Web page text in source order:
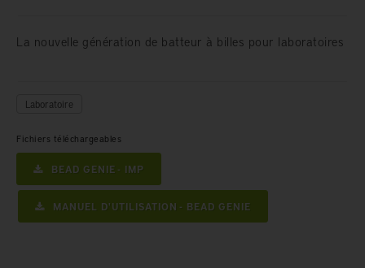
La nouvelle génération de batteur à billes pour laboratoires
Laboratoire
Fichiers téléchargeables
BEAD GENIE - IMP
MANUEL D'UTILISATION - BEAD GENIE